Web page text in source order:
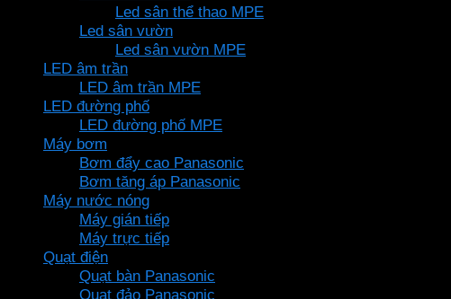
Led sân thể thao MPE
Led sân vườn
Led sân vườn MPE
LED âm trần
LED âm trần MPE
LED đường phố
LED đường phố MPE
Máy bơm
Bơm đẩy cao Panasonic
Bơm tăng áp Panasonic
Máy nước nóng
Máy gián tiếp
Máy trực tiếp
Quạt điện
Quạt bàn Panasonic
Quạt đảo Panasonic